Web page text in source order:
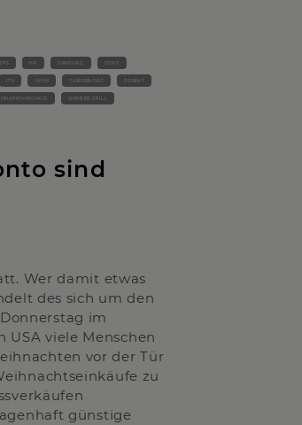
HP SAMSUNG SONY
ITS JAHN TJAEREBORG DORINT
WERBER GRILL
sind
Wer damit etwas
des sich um den
im
viele Menschen
vor der Tür
zu
günstige